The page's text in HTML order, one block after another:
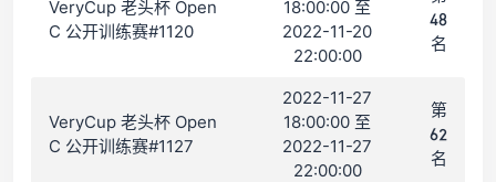
VeryCup 老头杯 Open
C 公开训练赛#1120
18:00:00 至
2022-11-20
22:00:00
48
名
VeryCup 老头杯 Open
C 公开训练赛#1127
2022-11-27
18:00:00 至
2022-11-27
22:00:00
第
62
名